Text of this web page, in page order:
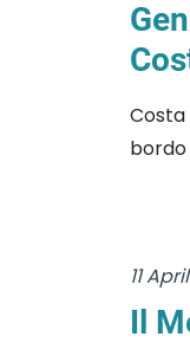
Costa
bordo
11
Il